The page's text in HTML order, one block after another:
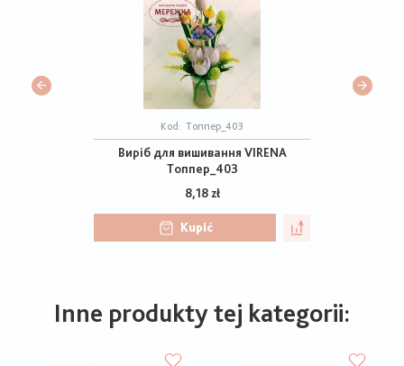
Kod: Топпер_403
Виріб для вишивання VIRENA
Топпер_403
8,18 zł
Kupić
Inne produkty tej kategorii: